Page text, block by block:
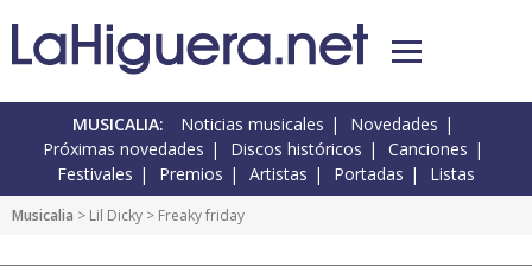
MUSICALIA: Noticias musicales
Novedades
Próximas novedades
Discos históricos
Canciones
Festivales
Premios Artistas Portadas Listas
Musicalia > Lil Dicky > Freaky friday